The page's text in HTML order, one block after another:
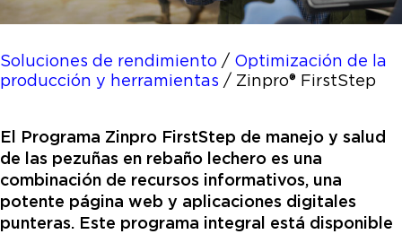
Soluciones de rendimiento / Optimización de la
producción y herramientas / Zinpro® FirstStep
El Programa Zinpro FirstStep de manejo y salud
de las pezuñas en rebaño lechero es una
combinación de recursos informativos, una
potente página web y aplicaciones digitales
punteras. Este programa integral está disponible